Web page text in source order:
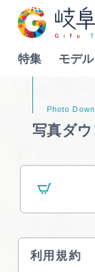
特集 モデ
モデル
Language
写真ダ
利用規約